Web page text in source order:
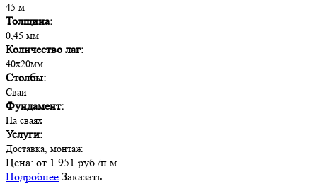
45 м
Толщина:
0,45 мм
Количество лаг:
40х20мм
Столбы:
Сваи
Фундамент:
На сваях
Услуги:
Доставка, монтаж
Цена: от 1 951 руб./п.м.
Подробнее Заказать